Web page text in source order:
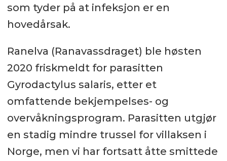
som tyder på at infeksjon er en
hovedårsak.
Ranelva (Ranavassdraget) ble høsten
2020 friskmeldt for parasitten
Gyrodactylus salaris, etter et
omfattende bekjempelses- og
overvåkningsprogram. Parasitten utgjør
en stadig mindre trussel for villaksen i
Norge, men vi har fortsatt åtte smittede